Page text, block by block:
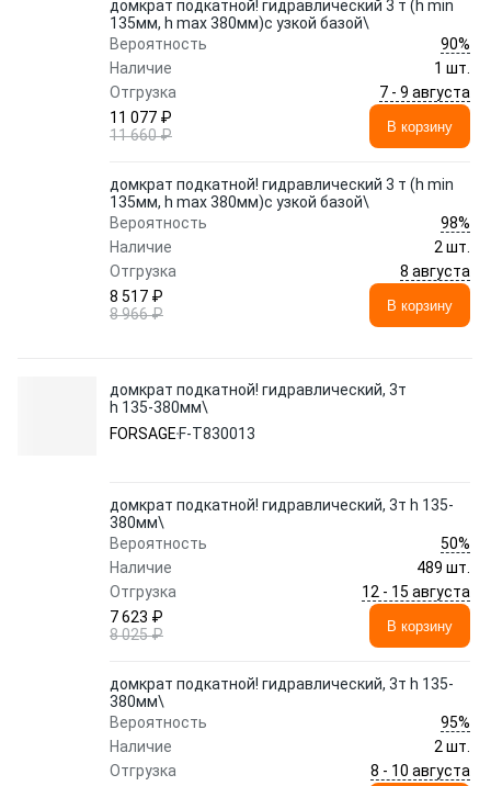
домкрат подкатной! гидравлический 3 т (h min
135мм, h max 380мм)с узкой базой\
Вероятность
90%
Наличие
1 шт.
Отгрузка
7 - 9 августа
11 077 ₽
11 660 ₽
В корзину
домкрат подкатной! гидравлический 3 т (h min
135мм, h max 380мм)с узкой базой\
Вероятность
98%
Наличие
2 шт.
Отгрузка
8 августа
8 517 ₽
8 966 ₽
В корзину
домкрат подкатной! гидравлический, 3т
h 135-380мм\
FORSAGE F-T830013
домкрат подкатной! гидравлический, 3т h 135-
380мм\
Вероятность
50%
Наличие
489 шт.
Отгрузка
12 - 15 августа
7 623 ₽
8 025 ₽
В корзину
домкрат подкатной! гидравлический, 3т h 135-
380мм\
Вероятность
95%
Наличие
2 шт.
Отгрузка
8 - 10 августа